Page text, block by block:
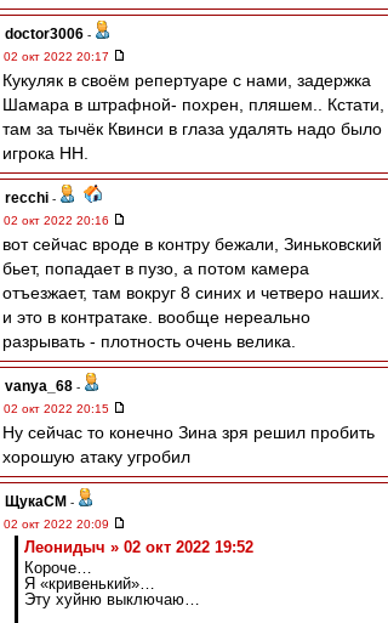
doctor3006 -
02 окт 2022 20:17
Кукуляк в своём репертуаре с нами, задержка
Шамара в штрафной- похрен, пляшем.. Кстати,
там за тычёк Квинси в глаза удалять надо было
игрока НН.
recchi -
02 окт 2022 20:16
вот сейчас вроде в контру бежали, Зиньковский
бьет, попадает в пузо, а потом камера
отъезжает, там вокруг 8 синих и четверо наших.
и это в контратаке. вообще нереально
разрывать - плотность очень велика.
vanya_68 -
02 окт 2022 20:15
Ну сейчас то конечно Зина зря решил пробить
хорошую атаку угробил
ЩукаСМ -
02 окт 2022 20:09
Леонидыч » 02 окт 2022 19:52
Короче…
Я «кривенький»…
Эту хуйню выключаю…